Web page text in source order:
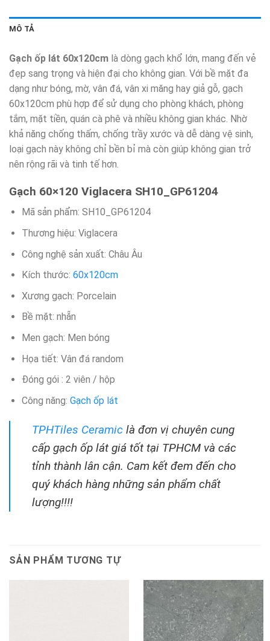
MÔ TẢ
Gạch ốp lát 60x120cm là dòng gạch khổ lớn, mang đến vẻ
đẹp sang trọng và hiện đại cho không gian. Với bề mặt đa
dạng như bóng, mờ, vân đá, vân xi măng hay giả gỗ, gạch
60x120cm phù hợp để sử dụng cho phòng khách, phòng
tắm, mặt tiền, quán cà phê và nhiều không gian khác. Nhờ
khả năng chống thấm, chống trầy xước và dễ dàng vệ sinh,
loại gạch này không chỉ bền bỉ mà còn giúp không gian trở
nên rộng rãi và tinh tế hơn.
Gạch 60×120 Viglacera SH10_GP61204
Mã sản phẩm: SH10_GP61204
Thương hiệu: Viglacera
Công nghệ sản xuất: Châu Âu
Kích thước: 60x120cm
Xương gạch: Porcelain
Bề mặt: nhẵn
Men gạch: Men bóng
Họa tiết: Vân đá random
Đóng gói : 2 viên / hộp
Công năng: Gạch ốp lát
TPHTiles Ceramic là đơn vị chuyên cung
cấp gạch ốp lát giá tốt tại TPHCM và các
tỉnh thành lân cận. Cam kết đem đến cho
quý khách hàng những sản phẩm chất
lượng!!!!
SẢN PHẨM TƯƠNG TỰ